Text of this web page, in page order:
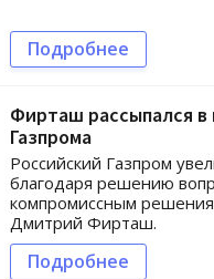
Подробнее
Фирташ рассыпался в
Газпрома
Российский Газпром
благодаря решению
компромиссным
Дмитрий Фирташ.
Подробнее